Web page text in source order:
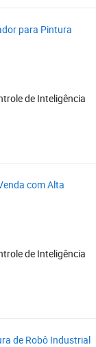
para Pintura
de Inteligência
com Alta
de Inteligência
de Robô Industrial